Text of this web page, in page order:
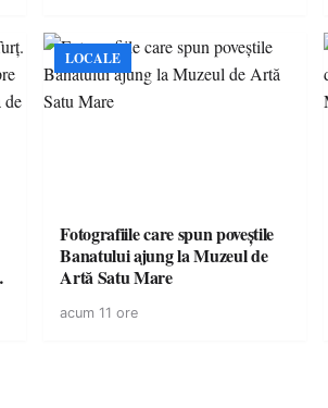
LOCALE
Fotografiile care spun poveștile
Banatului ajung la Muzeul de
Artă Satu Mare
acum 11 ore